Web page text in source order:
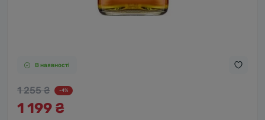
В наявності
1 255 ₴ -4%
1 199 ₴